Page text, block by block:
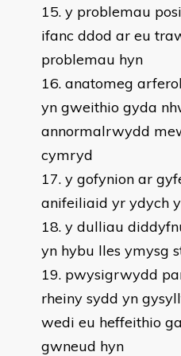
y problemau
ifanc ddod ar eu
problemau hyn
anatomeg
yn gweithio gyda
annormalrwydd
cymryd
y gofynion ar
anifeiliaid yr ydych
y dulliau
yn hybu lles ymysg
pwysigrwydd
rheiny sydd yn
wedi eu heffeithio
gwneud hyn